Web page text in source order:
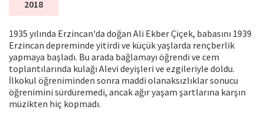
2018
1935 yılında Erzincan'da doğan Ali Ekber Çiçek, babasını 1939
Erzincan depreminde yitirdi ve küçük yaşlarda rençberlik
yapmaya başladı. Bu arada bağlamayı öğrendi ve cem
toplantılarında kulağı Alevi deyişleri ve ezgileriyle doldu.
İlkokul öğreniminden sonra maddi olanaksızlıklar sonucu
öğrenimini sürdüremedi, ancak ağır yaşam şartlarına karşın
müzikten hiç kopmadı.